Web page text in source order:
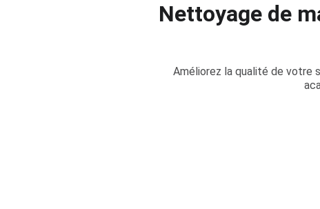
Nettoyage de
Améliorez la qualité de votre